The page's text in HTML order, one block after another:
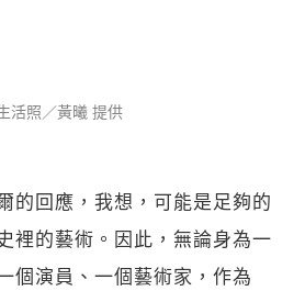
活照／黃曦 提供
的回應，我想，可能是足夠的
裡的藝術。因此，無論身為一
個演員、一個藝術家，作為